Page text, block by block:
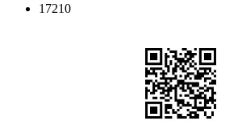
17210